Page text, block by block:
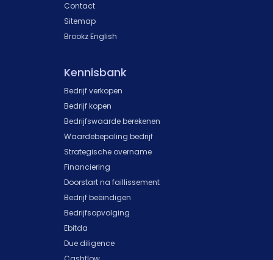
Contact
Sitemap
Brookz English
Kennisbank
Bedrijf verkopen
Bedrijf kopen
Bedrijfswaarde berekenen
Waardebepaling bedrijf
Strategische overname
Financiering
Doorstart na faillissement
Bedrijf beëindigen
Bedrijfsopvolging
Ebitda
Due diligence